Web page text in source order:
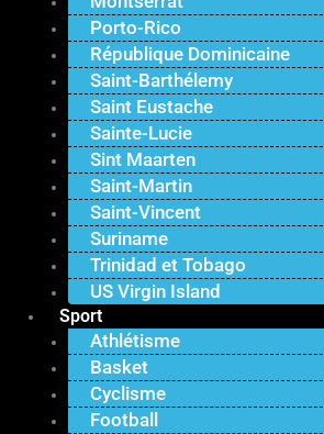
Porto-Rico
République Dominicaine
Saint-Barthélemy
Saint Eustache
Sainte-Lucie
Sint Maarten
Saint-Martin
Saint-Vincent
Suriname
Trinidad et Tobago
US Virgin Island
Sport
Athlétisme
Basket
Cyclisme
Football